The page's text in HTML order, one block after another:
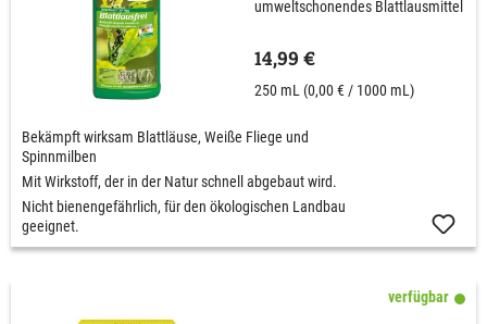
umweltschonendes Blattlausmittel
14,99 €
250 mL (0,00 € / 1000 mL)
Bekämpft wirksam Blattläuse, Weiße Fliege und
Spinnmilben
Mit Wirkstoff, der in der Natur schnell abgebaut wird.
Nicht bienengefährlich, für den ökologischen Landbau
geeignet.
verfügbar